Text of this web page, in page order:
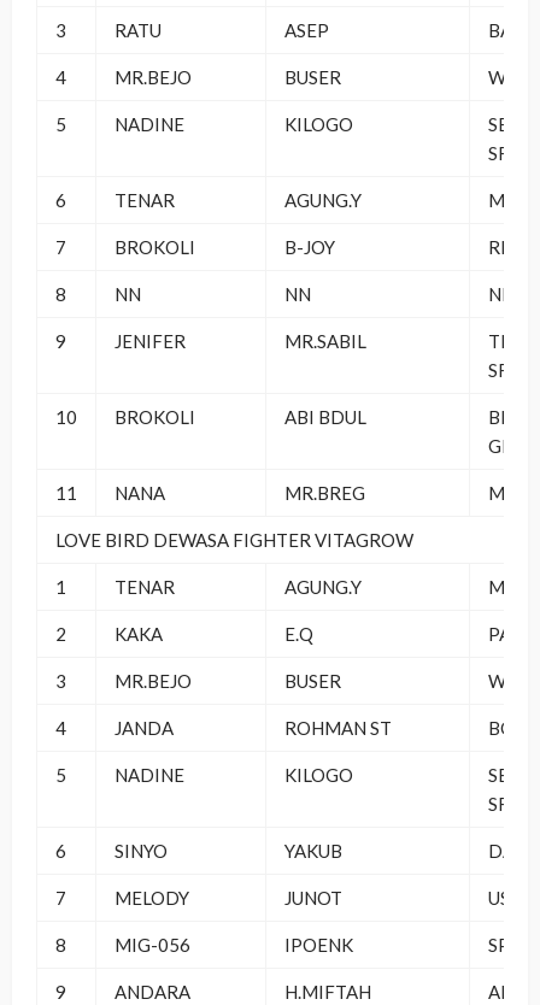
3 RATU ASEP
4 MR.BEJO BUSER WINS
5 NADINE KILOGO
SF
6 TENAR AGUNG.Y MJP
7 BROKOLI B-JOY RMB
8 NN NN NN
9 JENIFER MR.SABIL
SF
10 BROKOLI ABI BDUL
11 NANA MR.BREG
LOVE BIRD DEWASA FIGHTER VITAGROW
1 TENAR AGUNG.Y MJP
2 KAKA E.Q
3 MR.BEJO BUSER WINS
4 JANDA ROHMAN ST
5 NADINE KILOGO
SF
6 SINYO YAKUB
7 MELODY JUNOT US
8 MIG-056 IPOENK SPLN
9 ANDARA H.MIFTAH